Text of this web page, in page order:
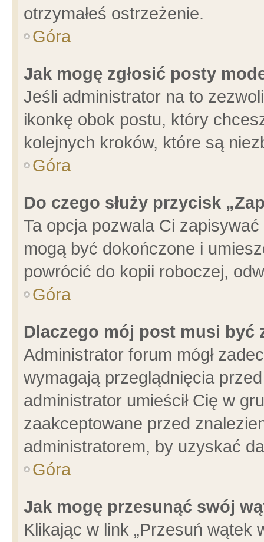
otrzymałeś ostrzeżenie.
Góra
Jak mogę zgłosić posty
Jeśli administrator na to
ikonkę obok postu, który
kolejnych kroków, które są
Góra
Do czego służy przycisk
Ta opcja pozwala Ci
mogą być dokończone i
powrócić do kopii roboczej,
Góra
Dlaczego mój post musi być
Administrator forum mógł
wymagają przeglądnięcia
administrator umieścił Cię w
zaakceptowane przed
administratorem, by uzyskać
Góra
Jak mogę przesunąć swój
Klikając w link „Przesuń wątek